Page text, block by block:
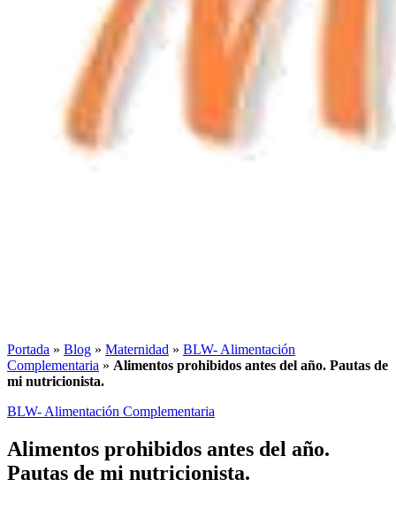
Portada » Blog » Maternidad » BLW- Alimentación
Complementaria » Alimentos prohibidos antes del año. Pautas de
mi nutricionista.
BLW- Alimentación Complementaria
Alimentos prohibidos antes del año.
Pautas de mi nutricionista.